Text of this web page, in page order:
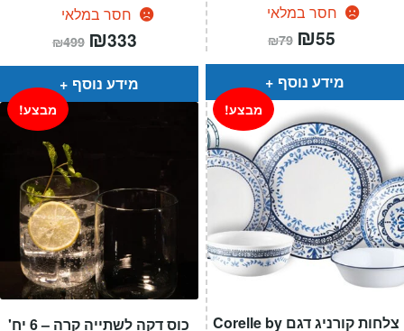
חסר במלאי
₪499 המחיר
המקורי
היה:
₪499.
₪333
הוא:
מידע נוסף
חסר במלאי
₪79 המחיר
המקורי
היה:
₪79.
₪55
הוא:
מידע נוסף
כוס דקה לשתייה קרה – 6 יח'
מבצע!
צלחות קורניג דגם Corelle by
מבצע!